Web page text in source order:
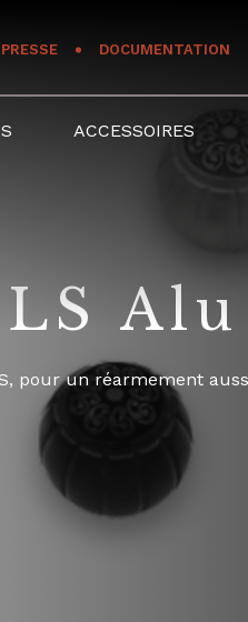
DOCUMENTATION
ACCESSOIRES
Alu
pour un réarmement